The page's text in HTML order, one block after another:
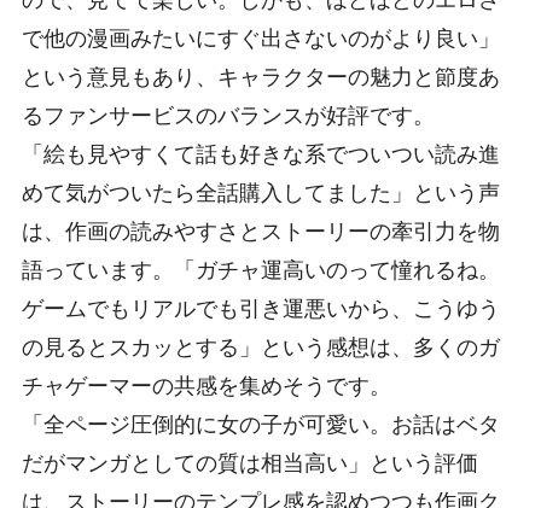
で他の漫画みたいにすぐ出さないのがより良い」
という意見もあり、キャラクターの魅力と節度あ
るファンサービスのバランスが好評です。
「絵も見やすくて話も好きな系でついつい読み進
めて気がついたら全話購入してました」という声
は、作画の読みやすさとストーリーの牽引力を物
語っています。「ガチャ運高いのって憧れるね。
ゲームでもリアルでも引き運悪いから、こうゆう
の見るとスカッとする」という感想は、多くのガ
チャゲーマーの共感を集めそうです。
「全ページ圧倒的に女の子が可愛い。お話はベタ
だがマンガとしての質は相当高い」という評価
は、ストーリーのテンプレ感を認めつつも作画ク